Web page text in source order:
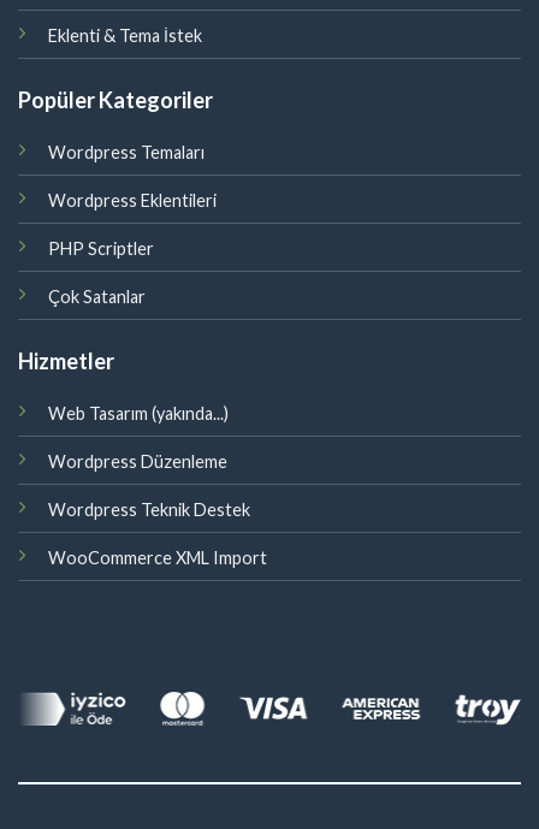
Eklenti & Tema İstek
Popüler Kategoriler
Wordpress Temaları
Wordpress Eklentileri
PHP Scriptler
Çok Satanlar
Hizmetler
Web Tasarım (yakında...)
Wordpress Düzenleme
Wordpress Teknik Destek
WooCommerce XML Import